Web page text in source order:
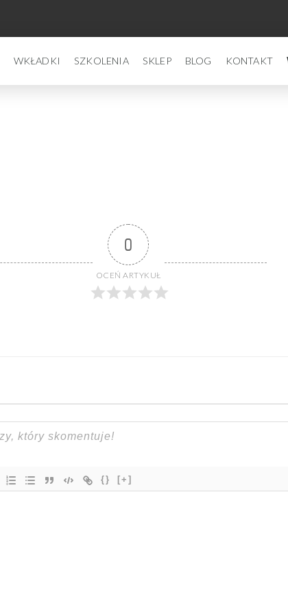
WKŁADKI SZKOLENIA SKLEP BLOG KONTAKT
0
OCEŃ ARTYKUŁ
{} [+]